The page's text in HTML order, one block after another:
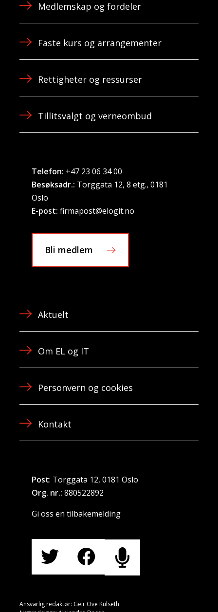
Medlemskap og fordeler
Faste kurs og arrangementer
Rettigheter og ressurser
Tillitsvalgt og verneombud
Telefon: +47 23 06 34 00
Besøksadr.: Torggata 12, 8 etg., 0181
Oslo
E-post: firmapost@elogit.no
Bli medlem
Aktuelt
Om EL og IT
Personvern og cookies
Kontakt
Post: Torggata 12, 0181 Oslo
Org. nr.: 880522892
Gi oss en tilbakemelding
Ansvarlig redaktør: Geir Ove Kulseth